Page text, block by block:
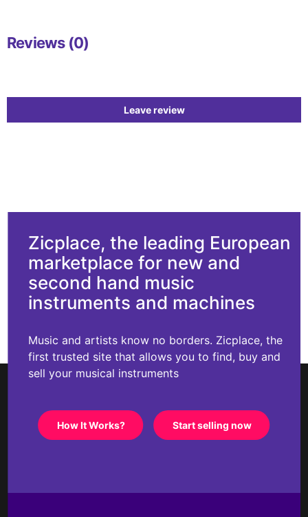
Reviews (0)
Leave review
Zicplace, the leading European
marketplace for new and
second hand music
instruments and machines
Music and artists know no borders. Zicplace, the
first trusted site that allows you to find, buy and
sell your musical instruments
How It Works? Start selling now